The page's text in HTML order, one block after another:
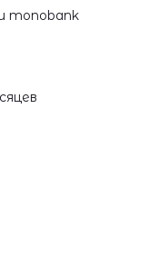
monobank